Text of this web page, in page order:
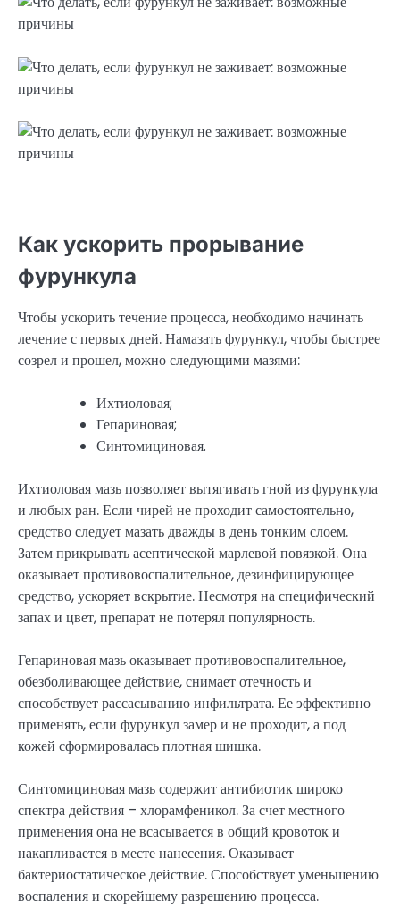
Как ускорить прорывание
фурункула
Чтобы ускорить течение процесса, необходимо начинать
лечение с первых дней. Намазать фурункул, чтобы быстрее
созрел и прошел, можно следующими мазями:
Ихтиоловая;
Гепариновая;
Синтомициновая.
Ихтиоловая мазь позволяет вытягивать гной из фурункула
и любых ран. Если чирей не проходит самостоятельно,
средство следует мазать дважды в день тонким слоем.
Затем прикрывать асептической марлевой повязкой. Она
оказывает противовоспалительное, дезинфицирующее
средство, ускоряет вскрытие. Несмотря на специфический
запах и цвет, препарат не потерял популярность.
Гепариновая мазь оказывает противовоспалительное,
обезболивающее действие, снимает отечность и
способствует рассасыванию инфильтрата. Ее эффективно
применять, если фурункул замер и не проходит, а под
кожей сформировалась плотная шишка.
Синтомициновая мазь содержит антибиотик широко
спектра действия – хлорамфеникол. За счет местного
применения она не всасывается в общий кровоток и
накапливается в месте нанесения. Оказывает
бактериостатическое действие. Способствует уменьшению
воспаления и скорейшему разрешению процесса.